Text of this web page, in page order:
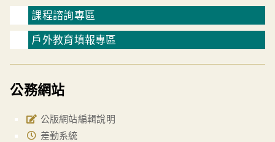
課程諮詢專區
戶外教育填報專區
公務網站
公版網站編輯說明
差勤系統